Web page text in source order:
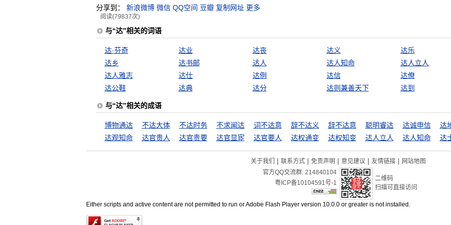
分享到： 新浪微博 微信 QQ空间 豆瓣 复制网址 更多
阅读(79837次)
与“达”相关的词语
达·芬奇 达业 达丧 达义
达乐
达乡
达书邮 达人 达人知命
达人立人
达人雅志
达仕 达例 达信
达僚
达公鞋
达典 达分 达则兼善天下 达到
与“达”相关的成语
博物通达 不达大体 不达时务 不求闻达 词不达意 辞不达义 辞不达意 聪明睿达 达诚申信
达
达观知命
达官贵人 达官贵要 达官显宦 达官要人 达权通变 达权知变 达人立人 达人知命 达
关于我们 | 联系方式 | 免责声明 | 意见建议 | 友情链接 | 网站地图
官方QQ交流群: 214840104
粤ICP备10104591号-1
二维码
扫描可直接访问
Either scripts and active content are not permitted to run or Adobe Flash Player version 10.0.0 or greater is not installed.